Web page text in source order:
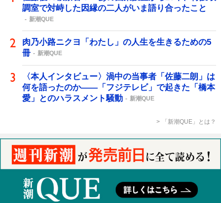
調室で対峙した因縁の二人がいま語り合ったこと
新潮QUE
肉乃小路ニクヨ「わたし」の人生を生きるための5
冊
新潮QUE
〈本人インタビュー〉渦中の当事者「佐藤二朗」は
何を語ったのか――「フジテレビ」で起きた「橋本
愛」とのハラスメント騒動
新潮QUE
「新潮QUE」とは？